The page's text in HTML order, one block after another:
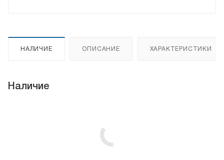
НАЛИЧИЕ ОПИСАНИЕ ХАРАКТЕРИСТИКИ
Наличие